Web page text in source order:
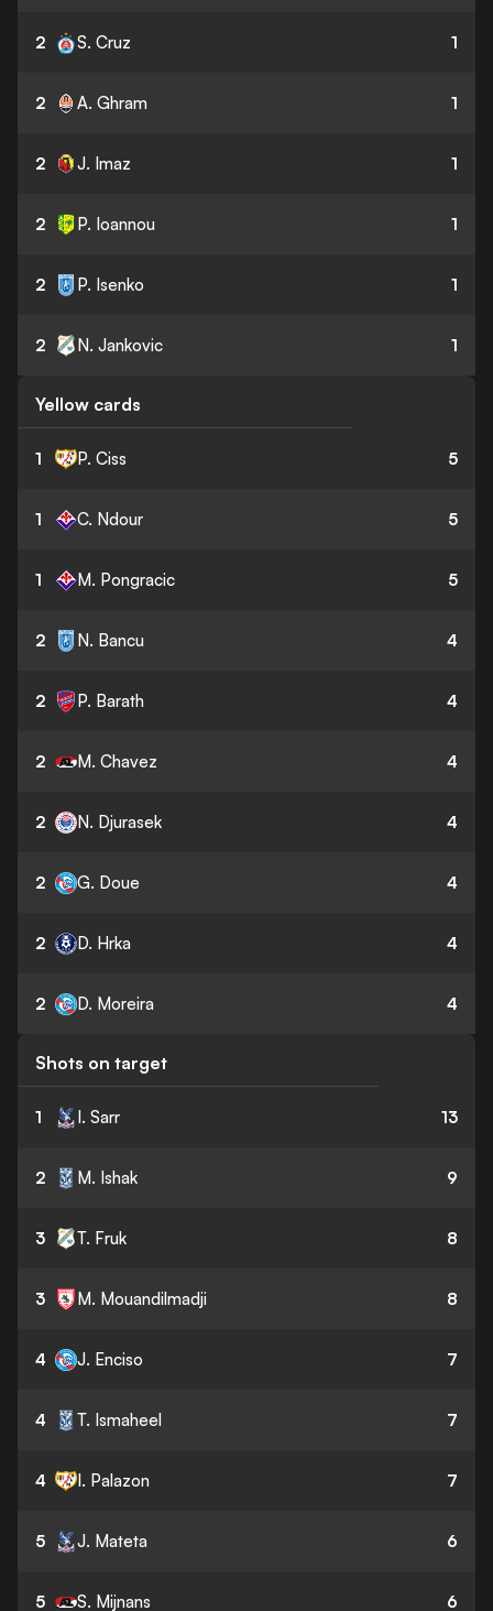
2 S. Cruz 1
2 A. Ghram 1
2 J. Imaz 1
2 P. Ioannou 1
2 P. Isenko 1
2 N. Jankovic 1
Yellow cards
1 P. Ciss 5
1 C. Ndour 5
1 M. Pongracic 5
2 N. Bancu 4
2 P. Barath 4
2 M. Chavez 4
2 N. Djurasek 4
2 G. Doue 4
2 D. Hrka 4
2 D. Moreira 4
Shots on target
1 I. Sarr 13
2 M. Ishak 9
3 T. Fruk 8
3 M. Mouandilmadji 8
4 J. Enciso 7
4 T. Ismaheel 7
4 I. Palazon 7
5 J. Mateta 6
5 S. Mijnans 6